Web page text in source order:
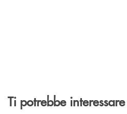
Ti potrebbe